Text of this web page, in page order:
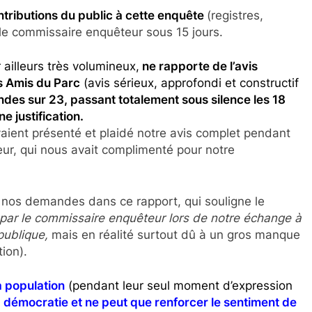
du public à cette enquête (registres,
commissaire enquêteur sous 15 jours.
ailleurs très volumineux, ne rapporte de l’avis
Amis du Parc (avis sérieux, approfondi et constructif
sur 23, passant totalement sous silence les 18
justification.
présenté et plaidé notre avis complet pendant
qui nous avait complimenté pour notre
demandes dans ce rapport, qui souligne le
le commissaire enquêteur lors de notre échange à
mais en réalité surtout dû à un gros manque
population (pendant leur seul moment d’expression
et ne peut que renforcer le sentiment de